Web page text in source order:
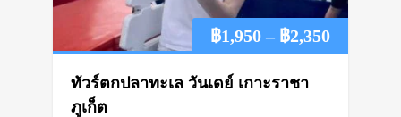
฿1,950 – ฿2,350Price
ทัวร์ตกปลาทะเล วันเดย์ เกาะราชา
ภูเก็ต